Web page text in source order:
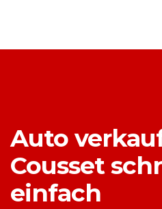
Auto
Cousset
einfach